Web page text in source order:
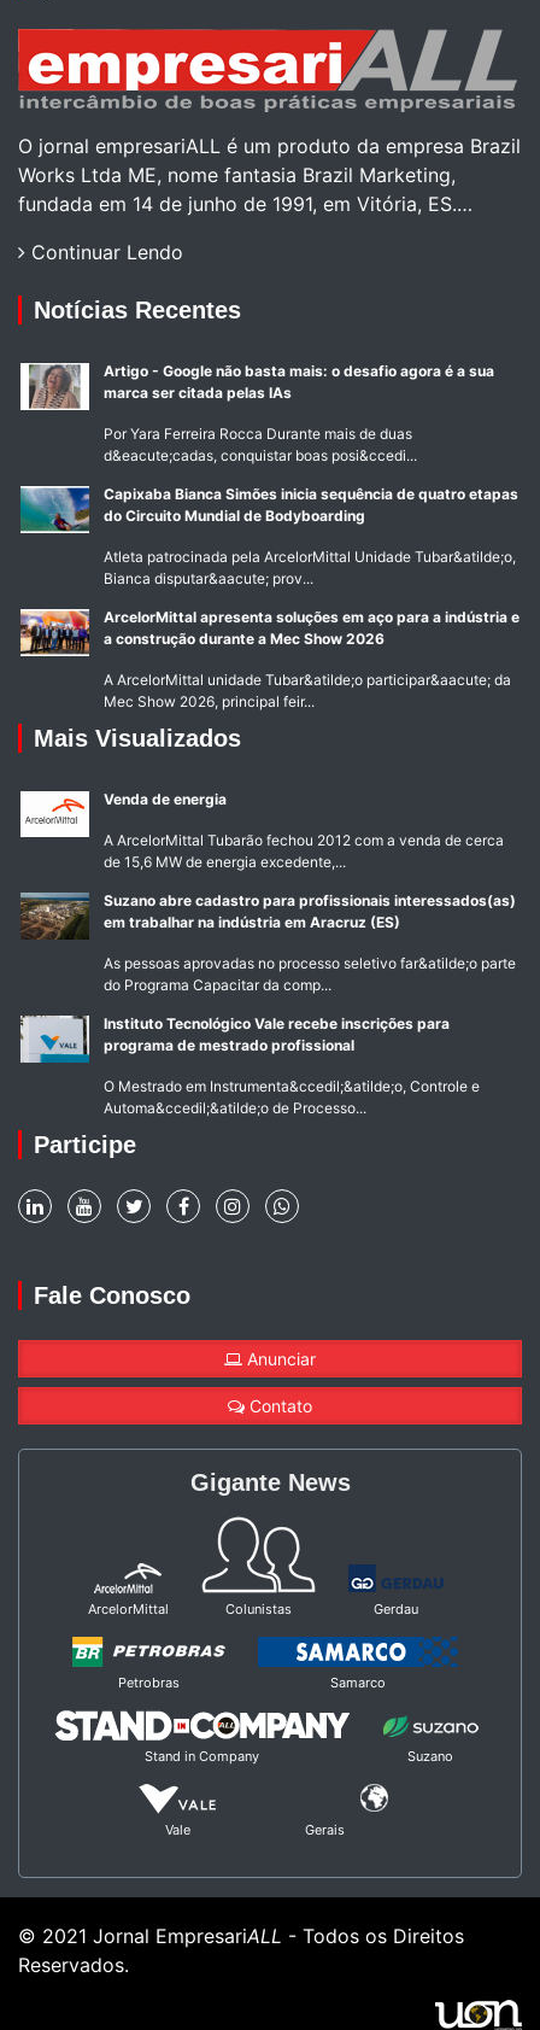
O jornal empresariALL é um produto da empresa Brazil
Works Ltda ME, nome fantasia Brazil Marketing,
fundada em 14 de junho de 1991, em Vitória, ES.…
Continuar Lendo
Notícias Recentes
Artigo - Google não basta mais: o desafio agora é a sua
marca ser citada pelas IAs
Por Yara Ferreira Rocca Durante mais de duas
d&eacute;cadas, conquistar boas posi&ccedi...
Capixaba Bianca Simões inicia sequência de quatro etapas
do Circuito Mundial de Bodyboarding
Atleta patrocinada pela ArcelorMittal Unidade Tubar&atilde;o,
Bianca disputar&aacute; prov...
ArcelorMittal apresenta soluções em aço para a indústria e
a construção durante a Mec Show 2026
A ArcelorMittal unidade Tubar&atilde;o participar&aacute; da
Mec Show 2026, principal feir...
Mais Visualizados
Venda de energia
A ArcelorMittal Tubarão fechou 2012 com a venda de cerca
de 15,6 MW de energia excedente,...
Suzano abre cadastro para profissionais interessados(as)
em trabalhar na indústria em Aracruz (ES)
As pessoas aprovadas no processo seletivo far&atilde;o parte
do Programa Capacitar da comp...
Instituto Tecnológico Vale recebe inscrições para
programa de mestrado profissional
O Mestrado em Instrumenta&ccedil;&atilde;o, Controle e
Automa&ccedil;&atilde;o de Processo...
Participe
Fale Conosco
Anunciar
Contato
Gigante News
ArcelorMittal Colunistas Gerdau
Petrobras Samarco
Stand in Company Suzano
Vale Gerais
© 2021 Jornal EmpresariALL - Todos os Direitos
Reservados.